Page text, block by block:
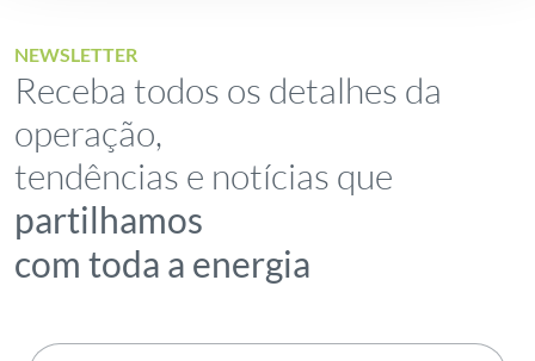
NEWSLETTER
Receba todos os detalhes da
operação,
tendências e notícias que
partilhamos
com toda a energia